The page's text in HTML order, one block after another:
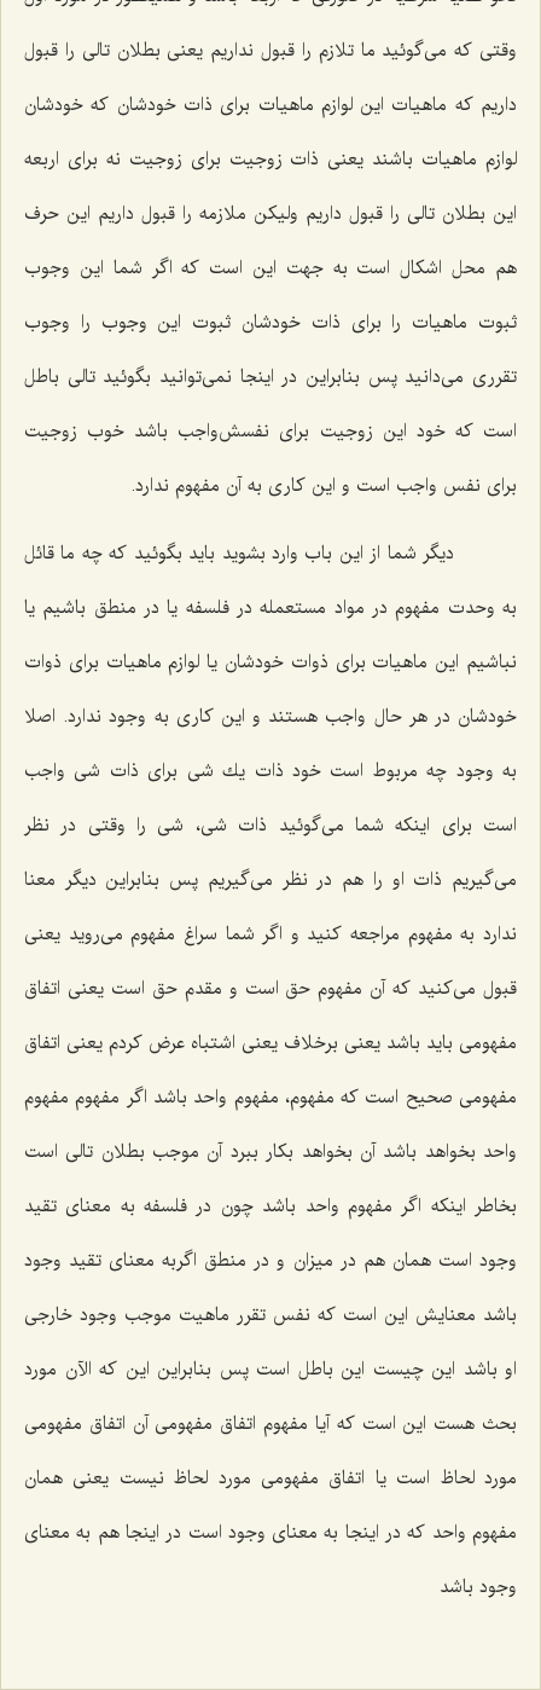
وقتى كه مى‌گوئید ما تلازم را قبول نداریم یعنى بطلان تالى را قبول
داریم كه ماهیات این لوازم ماهیات براى ذات خودشان كه خودشان
لوازم ماهیات باشند یعنى ذات زوجیت براى زوجیت نه براى اربعه
این بطلان تالى را قبول داریم ولیكن ملازمه را قبول داریم این حرف
هم محل اشكال است به جهت این است كه اگر شما این وجوب
ثبوت ماهیات را براى ذات خودشان ثبوت این وجوب را وجوب
تقررى مى‌دانید پس بنابراین در اینجا نمى‌توانید بگوئید تالى باطل
است كه خود این زوجیت براى نفسش‌واجب باشد خوب زوجیت
براى نفس واجب است و این كارى به آن مفهوم ندارد.
دیگر شما از این باب وارد بشوید باید بگوئید كه چه ما قائل
به وحدت مفهوم در مواد مستعمله در فلسفه یا در منطق باشیم یا
نباشیم این ماهیات براى ذوات خودشان یا لوازم ماهیات براى ذوات
خودشان در هر حال واجب هستند و این كارى به وجود ندارد. اصلا
به وجود چه مربوط است خود ذات یك شى براى ذات شى واجب
است براى اینكه شما مى‌گوئید ذات شى، شى را وقتى در نظر
مى‌گیریم ذات او را هم در نظر مى‌گیریم پس بنابراین دیگر معنا
ندارد به مفهوم مراجعه كنید و اگر شما سراغ مفهوم مى‌روید یعنى
قبول مى‌كنید كه آن مفهوم حق است و مقدم حق است یعنى اتفاق
مفهومى باید باشد یعنى برخلاف یعنى اشتباه عرض كردم یعنى اتفاق
مفهومى صحیح است كه مفهوم، مفهوم واحد باشد اگر مفهوم مفهوم
واحد بخواهد باشد آن بخواهد بكار ببرد آن موجب بطلان تالى است
بخاطر اینكه اگر مفهوم واحد باشد چون در فلسفه به معناى تقید
وجود است همان هم در میزان و در منطق اگربه معناى تقید وجود
باشد معنایش این است كه نفس تقرر ماهیت موجب وجود خارجى
او باشد این چیست این باطل است پس بنابراین این كه الآن مورد
بحث هست این است كه آیا مفهوم اتفاق مفهومى آن اتفاق مفهومى
مورد لحاظ است یا اتفاق مفهومى مورد لحاظ نیست یعنى همان
مفهوم واحد كه در اینجا به معناى وجود است در اینجا هم به معناى
وجود باشد